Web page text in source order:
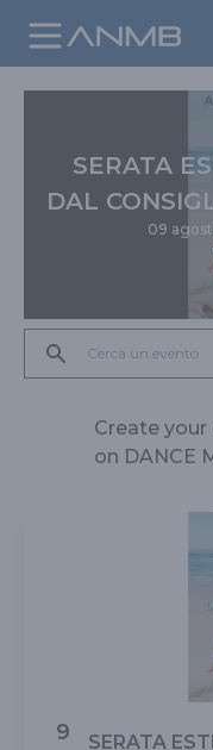
SERATA
DAL
09
Create your
on DANCE
9
SERATA